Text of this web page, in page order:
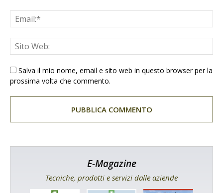
Salva il mio nome, email e sito web in questo browser per la
prossima volta che commento.
E-Magazine
Tecniche, prodotti e servizi dalle aziende